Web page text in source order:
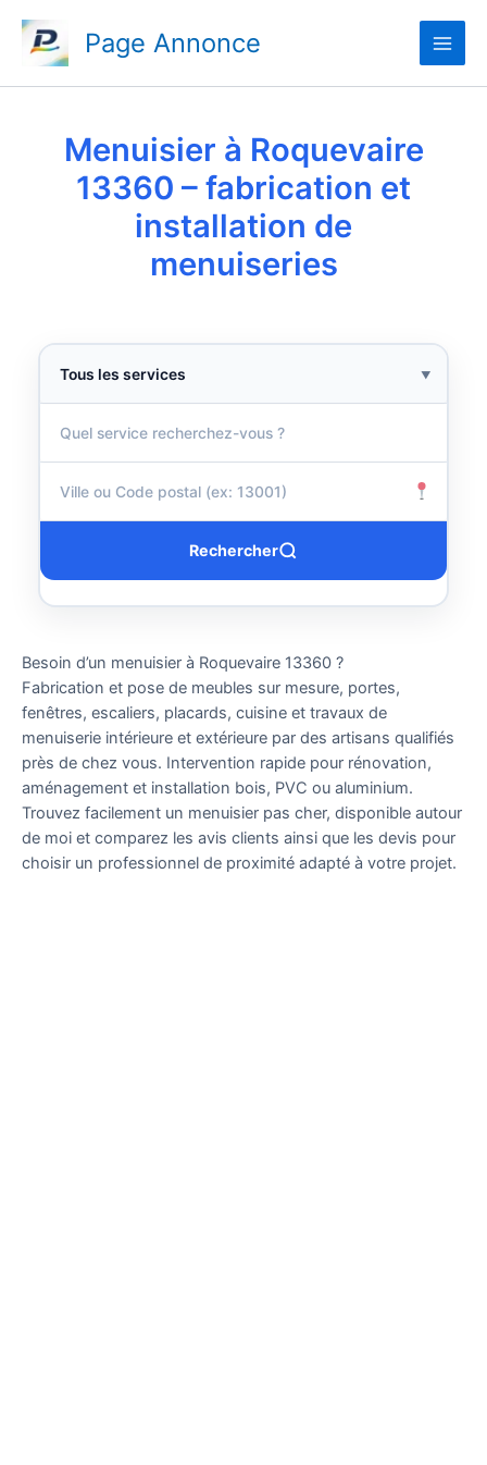
contenu
Page Annonce
Menuisier à Roquevaire
13360 – fabrication et
installation de
menuiseries
▼
Rechercher
Besoin d’un menuisier à Roquevaire 13360 ?
Fabrication et pose de meubles sur mesure, portes,
fenêtres, escaliers, placards, cuisine et travaux de
menuiserie intérieure et extérieure par des artisans qualifiés
près de chez vous. Intervention rapide pour rénovation,
aménagement et installation bois, PVC ou aluminium.
Trouvez facilement un menuisier pas cher, disponible autour
de moi et comparez les avis clients ainsi que les devis pour
choisir un professionnel de proximité adapté à votre projet.